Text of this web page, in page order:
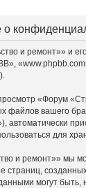
и ремонт»» и
«Форум
вашего
для
и ремонт»» мы
страниц,
могут